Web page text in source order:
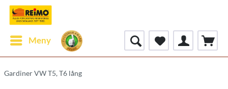
Meny
Gardiner VW T5, T6 lång